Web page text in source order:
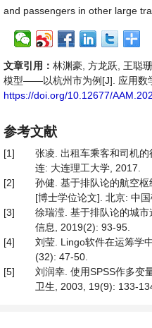
and passengers in other large
文章引用： 林渊豪, 方龙跃, 王聪
模型——以杭州市为例[J]. 应用数
https://doi.org/10.12677/
参考文献
[1]
张凌. 出租车乘客和司机
连: 大连理工大学, 2017.
[2]
孙健. 基于排队论的航空
[博士学位论文]. 北京: 中
[3]
徐瑞滢. 基于排队论的城
信息, 2019(2): 93-95.
[4]
刘莹. Lingo软件在运筹学
(32): 47-50.
[5]
刘润幸. 使用SPSS作多变
卫生, 2003, 19(9): 133-